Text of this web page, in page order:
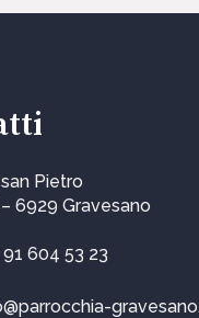
Pietro
6929 Gravesano
91 604 53 23